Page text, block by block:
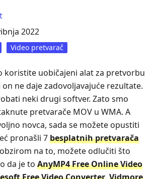
2022
Video pretvarač
koristite uobičajeni alat za pretvorbu
on ne daje zadovoljavajuće rezultate.
neki drugi softver. Zato smo
pretvarače MOV u WMA. A
novca, sada se možete opustiti
pronašli 7besplatnih pretvarača
obzirom na to, možete odlučiti što
da je to AnyMP4 Free Online Video